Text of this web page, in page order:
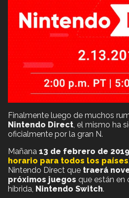
Finalmente luego de muchos
Nintendo Direct, el mismo ha
oficialmente por la gran N.
Mañana 13 de febrero de 2019
horario para todos los países
Nintendo Direct que traerá
próximos juegos que están en
híbrida, Nintendo Switch.